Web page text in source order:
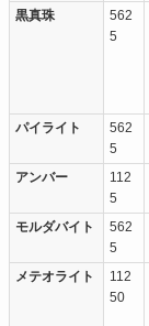
黒真珠
562
5
パイライト
562
5
アンバー
112
5
モルダバイト
562
5
メテオライト
112
50